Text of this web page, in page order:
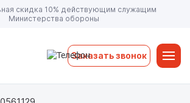
скидка 10% действующим служащим
Министерства обороны
Заказать звонок